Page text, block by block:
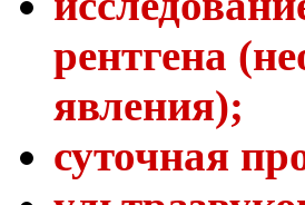
рентгена
явления);
суточная